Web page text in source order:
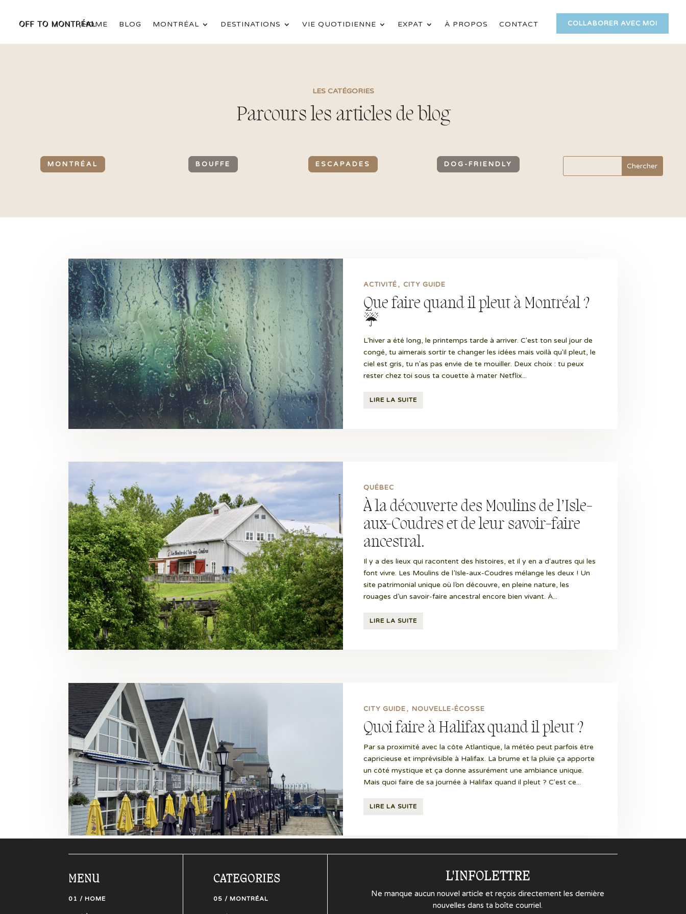
HOME BLOG MONTRÉAL DESTINATIONS VIE QUOTIDIENNE EXPAT À PROPOS CONTACT COLLABORER AVEC MOI
LES CATÉGORIES
Parcours les articles de blog
MONTRÉAL BOUFFE ESCAPADES DOG-FRIENDLY
Que faire quand il pleut à Montréal ?
☔
ACTIVITÉ CITY GUIDE
L'hiver a été long, le printemps tarde à arriver. C'est ton seul jour de
congé, tu aimerais sortir te changer les idées mais voilà qu'il pleut, le
ciel est gris, tu n'as pas envie de te mouiller. Deux choix : tu peux
rester chez toi sous ta couette à mater Netflix...
LIRE LA SUITE
À la découverte des Moulins de l’Isle-
aux-Coudres et de leur savoir-faire
ancestral.
QUÉBEC
Il y a des lieux qui racontent des histoires, et il y en a d'autres qui les
font vivre. Les Moulins de l’Isle-aux-Coudres mélange les deux ! Un
site patrimonial unique où l’on découvre, en pleine nature, les
rouages d’un savoir-faire ancestral encore bien vivant. À...
LIRE LA SUITE
Quoi faire à Halifax quand il pleut ?
CITY GUIDE NOUVELLE-ÉCOSSE
Par sa proximité avec la côte Atlantique, la météo peut parfois être
capricieuse et imprévisible à Halifax. La brume et la pluie ça apporte
un côté mystique et ça donne assurément une ambiance unique.
Mais quoi faire de sa journée à Halifax quand il pleut ? C'est ce...
LIRE LA SUITE
MENU
01 / HOME
CATEGORIES
05 / MONTRÉAL
L'INFOLETTRE
Ne manque aucun nouvel article et reçois directement les dernière
nouvelles dans ta boîte courriel.